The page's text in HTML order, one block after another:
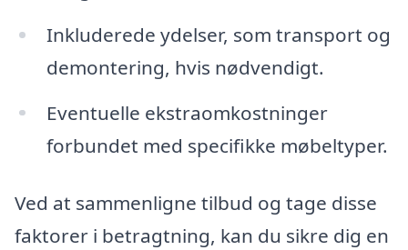
Inkluderede ydelser, som transport og
demontering, hvis nødvendigt.
Eventuelle ekstraomkostninger
forbundet med specifikke møbeltyper.
Ved at sammenligne tilbud og tage disse
faktorer i betragtning, kan du sikre dig en